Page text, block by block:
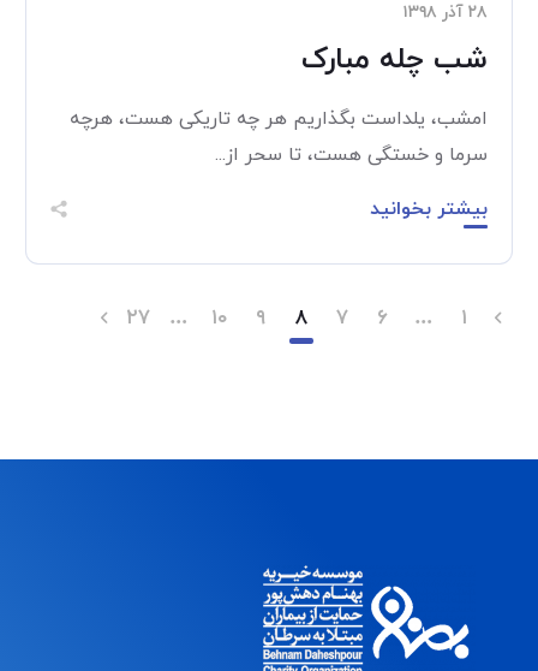
۲۸ آذر ۱۳۹۸
شب چله مبارک
امشب، یلداست بگذاریم هر چه تاریکی هست، هرچه
سرما و خستگی هست، تا سحر از...
بیشتر بخوانید
۱ … ۶ ۷ ۸ ۹ ۱۰ … ۲۷